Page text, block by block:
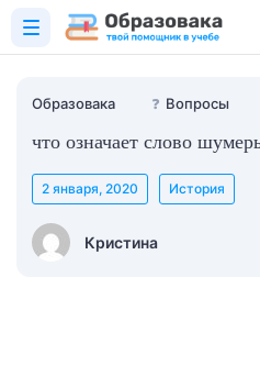
Образовака ❓ Вопросы
что означает слово
Кристина
2 января, 2020 История